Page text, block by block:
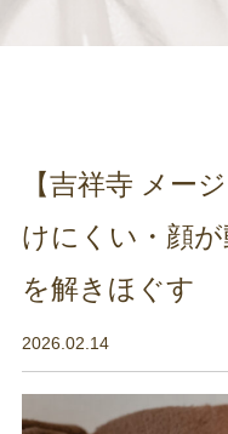
【吉祥寺 メー
けにくい・顔
を解きほぐす
2026.02.14